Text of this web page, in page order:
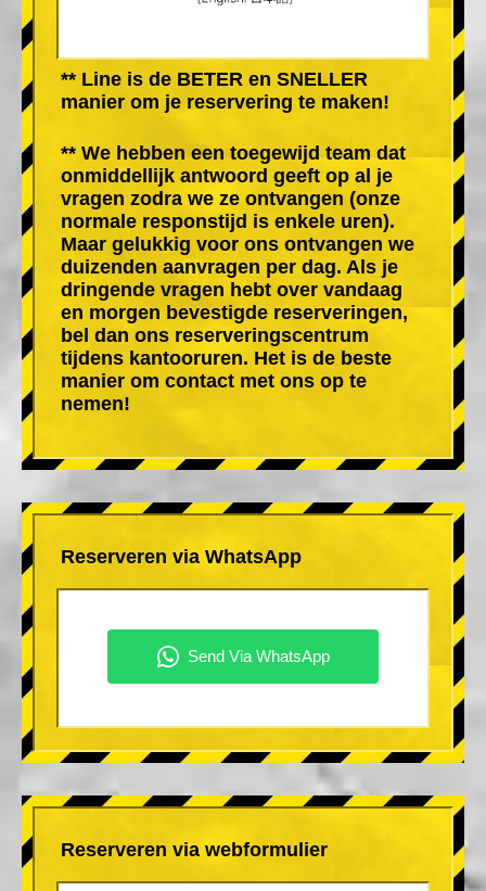
** Line is de BETER en SNELLER
manier om je reservering te maken!
** We hebben een toegewijd team dat
onmiddellijk antwoord geeft op al je
vragen zodra we ze ontvangen (onze
normale responstijd is enkele uren).
Maar gelukkig voor ons ontvangen we
duizenden aanvragen per dag. Als je
dringende vragen hebt over vandaag
en morgen bevestigde reserveringen,
bel dan ons reserveringscentrum
tijdens kantooruren. Het is de beste
manier om contact met ons op te
nemen!
Reserveren via WhatsApp
Reserveren via webformulier